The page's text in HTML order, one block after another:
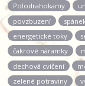
Polodrahokamy
povzbuzení
energetické toky
čakrové náramky
dechová cvičení
zelené potraviny